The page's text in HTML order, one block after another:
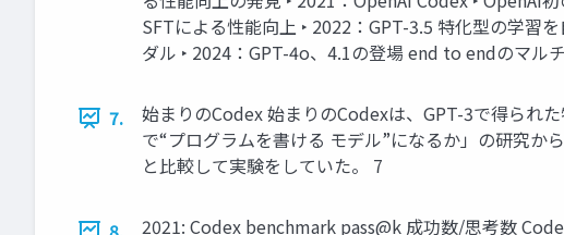
SFTによる性能向上 ‣ 2022：GPT-3.5 特化型の学習
ダル ‣ 2024：GPT-4o、4.1の登場 end to endのマル
7.
始まりのCodex 始まりのCodexは、GPT-3で得られ
で“プログラムを書ける モデル”になるか」の研究
と比較して実験をしていた。 7
2021: Codex benchmark pass@k 成功数/思考数